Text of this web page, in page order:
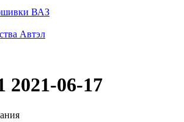
ВАЗ
Автэл
2021-06-17